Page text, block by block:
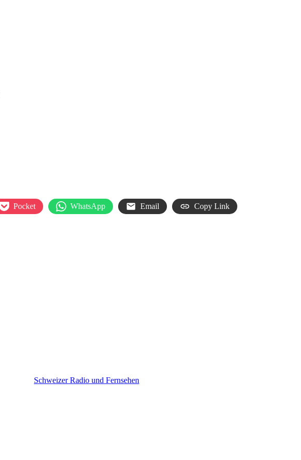
Pocket WhatsApp Email Copy Link
Schweizer Radio und Fernsehen